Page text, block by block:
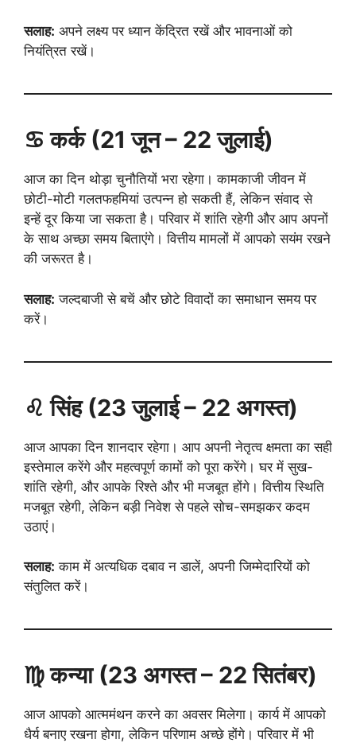
सलाह: अपने लक्ष्य पर ध्यान केंद्रित रखें और भावनाओं को
नियंत्रित रखें।
♋ कर्क (21 जून – 22 जुलाई)
आज का दिन थोड़ा चुनौतियों भरा रहेगा। कामकाजी जीवन में
छोटी-मोटी गलतफहमियां उत्पन्न हो सकती हैं, लेकिन संवाद से
इन्हें दूर किया जा सकता है। परिवार में शांति रहेगी और आप अपनों
के साथ अच्छा समय बिताएंगे। वित्तीय मामलों में आपको सयंम रखने
की जरूरत है।
सलाह: जल्दबाजी से बचें और छोटे विवादों का समाधान समय पर
करें।
♌ सिंह (23 जुलाई – 22 अगस्त)
आज आपका दिन शानदार रहेगा। आप अपनी नेतृत्व क्षमता का सही
इस्तेमाल करेंगे और महत्वपूर्ण कामों को पूरा करेंगे। घर में सुख-
शांति रहेगी, और आपके रिश्ते और भी मजबूत होंगे। वित्तीय स्थिति
मजबूत रहेगी, लेकिन बड़ी निवेश से पहले सोच-समझकर कदम
उठाएं।
सलाह: काम में अत्यधिक दबाव न डालें, अपनी जिम्मेदारियों को
संतुलित करें।
♍ कन्या (23 अगस्त – 22 सितंबर)
आज आपको आत्ममंथन करने का अवसर मिलेगा। कार्य में आपको
धैर्य बनाए रखना होगा, लेकिन परिणाम अच्छे होंगे। परिवार में भी